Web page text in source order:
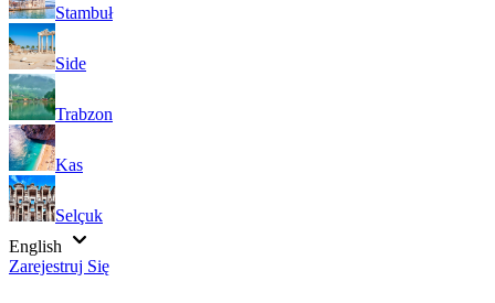
Stambuł
Side
Trabzon
Kas
Selçuk
English
Zarejestruj Się